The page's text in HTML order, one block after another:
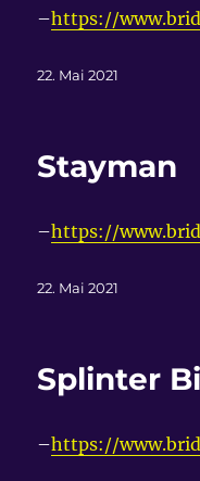
–https://
Veröffentlicht
22. Mai 2021
Stayman
–https://
Veröffentlicht
22. Mai 2021
Splinter
–https://